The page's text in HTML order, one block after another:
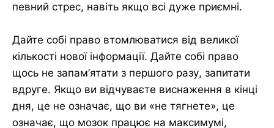
певний стрес, навіть якщо всі дуже приємні.
Дайте собі право втомлюватися від великої
кількості нової інформації. Дайте собі право
щось не запам’ятати з першого разу, запитати
вдруге. Якщо ви відчуваєте виснаження в кінці
дня, це не означає, що ви «не тягнете», це
означає, що мозок працює на максимумі,